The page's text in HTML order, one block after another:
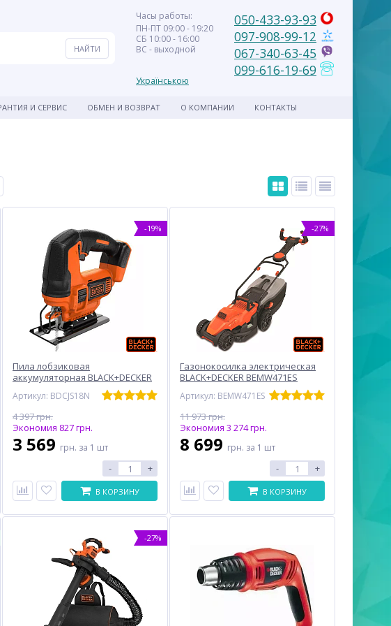
Часы работы:
ПН-ПТ 09:00 - 19:20
СБ 10:00 - 16:00
ВС - выходной
Українською
050-433-93-93
097-908-99-12
067-340-63-45
099-616-19-69
И СЕРВИС ОБМЕН И ВОЗВРАТ О КОМПАНИИ КОНТАКТЫ
-19%
Пила лобзиковая
аккумуляторная BLACK+DECKER
Артикул: BDCJS18N
4 397 грн.
Экономия 827 грн.
3 569 грн. за 1 шт
- +
В КОРЗИНУ
-27%
Газонокосилка электрическая
BLACK+DECKER BEMW471ES
Артикул: BEMW471ES
11 973 грн.
Экономия 3 274 грн.
8 699 грн. за 1 шт
- +
В КОРЗИНУ
-27%